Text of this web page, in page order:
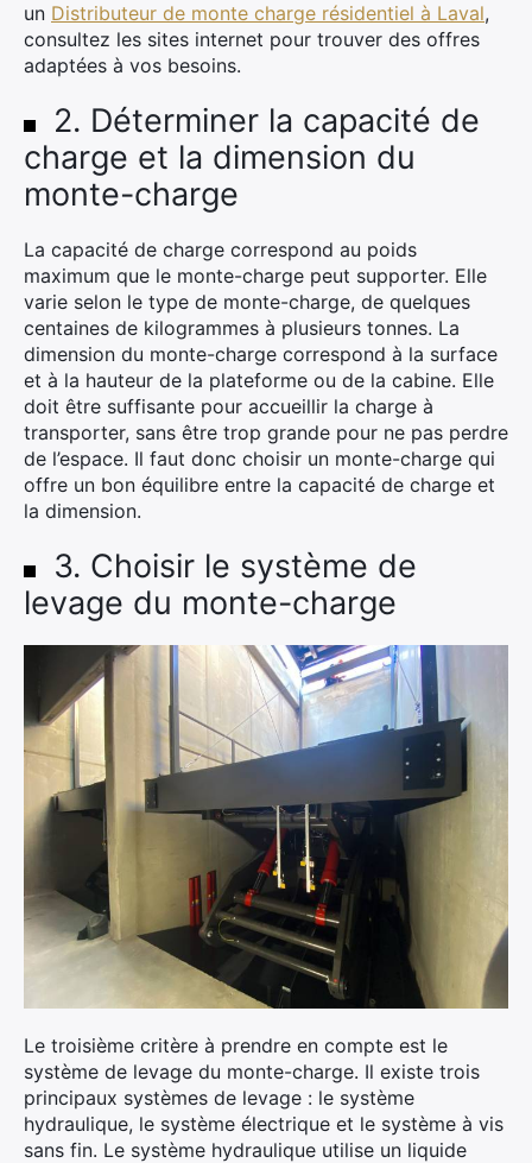
un Distributeur de monte charge résidentiel à Laval,
consultez les sites internet pour trouver des offres
adaptées à vos besoins.
2. Déterminer la capacité de
charge et la dimension du
monte-charge
La capacité de charge correspond au poids
maximum que le monte-charge peut supporter. Elle
varie selon le type de monte-charge, de quelques
centaines de kilogrammes à plusieurs tonnes. La
dimension du monte-charge correspond à la surface
et à la hauteur de la plateforme ou de la cabine. Elle
doit être suffisante pour accueillir la charge à
transporter, sans être trop grande pour ne pas perdre
de l’espace. Il faut donc choisir un monte-charge qui
offre un bon équilibre entre la capacité de charge et
la dimension.
3. Choisir le système de
levage du monte-charge
Le troisième critère à prendre en compte est le
système de levage du monte-charge. Il existe trois
principaux systèmes de levage : le système
hydraulique, le système électrique et le système à vis
sans fin. Le système hydraulique utilise un liquide
Rechercher
: